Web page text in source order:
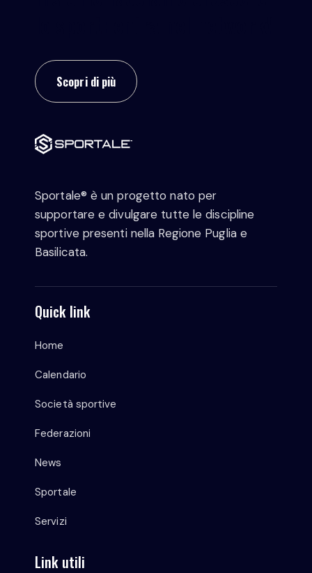
Scopri di più
Sportale® è un progetto nato per
supportare e divulgare tutte le discipline
sportive presenti nella Regione Puglia e
Basilicata.
Quick link
Home
Calendario
Società sportive
Federazioni
News
Sportale
Servizi
Link utili